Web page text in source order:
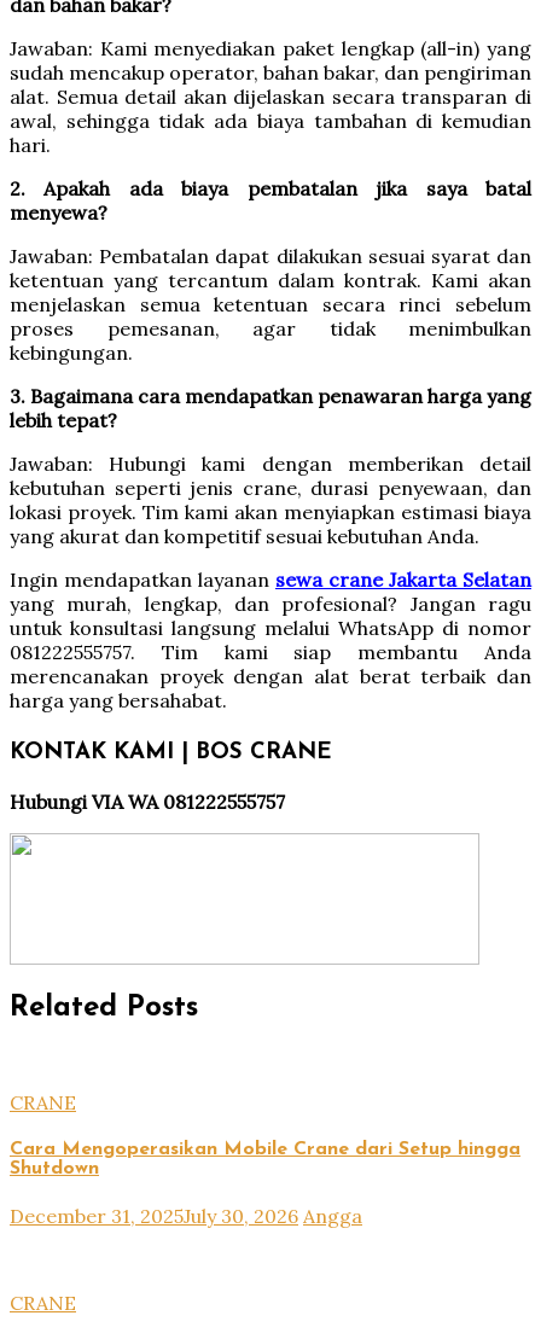
Jawaban: Kami menyediakan paket lengkap (all-in) yang
sudah mencakup operator, bahan bakar, dan pengiriman
alat. Semua detail akan dijelaskan secara transparan di
awal, sehingga tidak ada biaya tambahan di kemudian
hari.
2. Apakah ada biaya pembatalan jika saya batal
menyewa?
Jawaban: Pembatalan dapat dilakukan sesuai syarat dan
ketentuan yang tercantum dalam kontrak. Kami akan
menjelaskan semua ketentuan secara rinci sebelum
proses pemesanan, agar tidak menimbulkan
kebingungan.
3. Bagaimana cara mendapatkan penawaran harga yang
lebih tepat?
Jawaban: Hubungi kami dengan memberikan detail
kebutuhan seperti jenis crane, durasi penyewaan, dan
lokasi proyek. Tim kami akan menyiapkan estimasi biaya
yang akurat dan kompetitif sesuai kebutuhan Anda.
Ingin mendapatkan layanan sewa crane Jakarta Selatan
yang murah, lengkap, dan profesional? Jangan ragu
untuk konsultasi langsung melalui WhatsApp di nomor
081222555757. Tim kami siap membantu Anda
merencanakan proyek dengan alat berat terbaik dan
harga yang bersahabat.
KONTAK KAMI | BOS CRANE
Hubungi VIA WA 081222555757
Related Posts
CRANE
Cara Mengoperasikan Mobile Crane dari Setup hingga
Shutdown
December 31, 2025July 30, 2026 Angga
CRANE